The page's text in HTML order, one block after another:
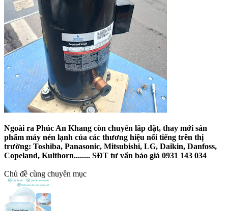
Ngoài ra Phúc An Khang còn chuyên lắp đặt, thay mới sản
phẩm máy nén lạnh của các thương hiệu nổi tiếng trên thị
trường: Toshiba, Panasonic, Mitsubishi, LG, Daikin, Danfoss,
Copeland, Kulthorn........ SĐT tư vấn báo giá 0931 143 034
Chủ đề cùng chuyên mục